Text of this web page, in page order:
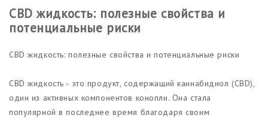
CBD жидкость: полезные свойства и
потенциальные риски
CBD жидкость: полезные свойства и потенциальные риски
CBD жидкость - это продукт, содержащий каннабидиол (CBD),
один из активных компонентов конопли. Она стала
популярной в последнее время благодаря своим